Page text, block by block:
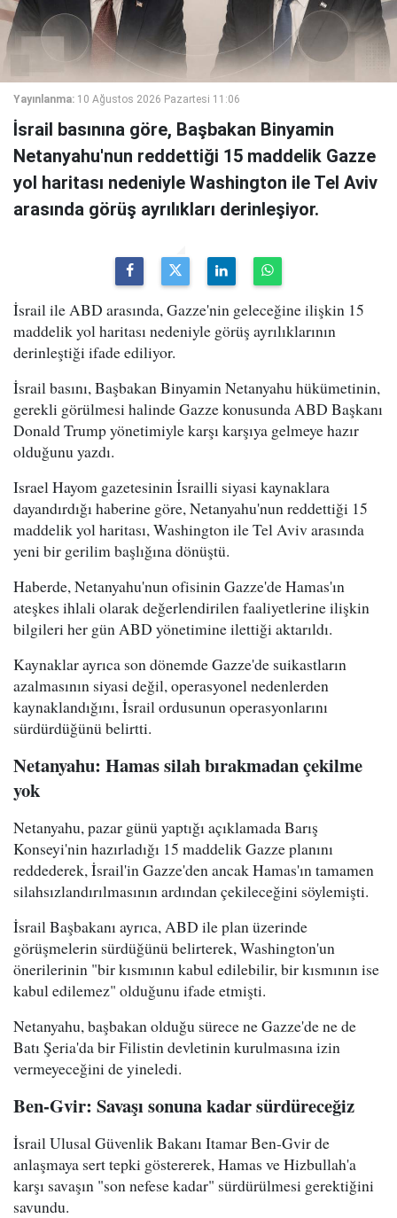
Yayınlanma: 10 Ağustos 2026 Pazartesi 11:06
İsrail basınına göre, Başbakan Binyamin
Netanyahu'nun reddettiği 15 maddelik Gazze
yol haritası nedeniyle Washington ile Tel Aviv
arasında görüş ayrılıkları derinleşiyor.
İsrail ile ABD arasında, Gazze'nin geleceğine ilişkin 15
maddelik yol haritası nedeniyle görüş ayrılıklarının
derinleştiği ifade ediliyor.
İsrail basını, Başbakan Binyamin Netanyahu hükümetinin,
gerekli görülmesi halinde Gazze konusunda ABD Başkanı
Donald Trump yönetimiyle karşı karşıya gelmeye hazır
olduğunu yazdı.
Israel Hayom gazetesinin İsrailli siyasi kaynaklara
dayandırdığı haberine göre, Netanyahu'nun reddettiği 15
maddelik yol haritası, Washington ile Tel Aviv arasında
yeni bir gerilim başlığına dönüştü.
Haberde, Netanyahu'nun ofisinin Gazze'de Hamas'ın
ateşkes ihlali olarak değerlendirilen faaliyetlerine ilişkin
bilgileri her gün ABD yönetimine ilettiği aktarıldı.
Kaynaklar ayrıca son dönemde Gazze'de suikastların
azalmasının siyasi değil, operasyonel nedenlerden
kaynaklandığını, İsrail ordusunun operasyonlarını
sürdürdüğünü belirtti.
Netanyahu: Hamas silah bırakmadan çekilme
yok
Netanyahu, pazar günü yaptığı açıklamada Barış
Konseyi'nin hazırladığı 15 maddelik Gazze planını
reddederek, İsrail'in Gazze'den ancak Hamas'ın tamamen
silahsızlandırılmasının ardından çekileceğini söylemişti.
İsrail Başbakanı ayrıca, ABD ile plan üzerinde
görüşmelerin sürdüğünü belirterek, Washington'un
önerilerinin "bir kısmının kabul edilebilir, bir kısmının ise
kabul edilemez" olduğunu ifade etmişti.
Netanyahu, başbakan olduğu sürece ne Gazze'de ne de
Batı Şeria'da bir Filistin devletinin kurulmasına izin
vermeyeceğini de yineledi.
Ben-Gvir: Savaşı sonuna kadar sürdüreceğiz
İsrail Ulusal Güvenlik Bakanı Itamar Ben-Gvir de
anlaşmaya sert tepki göstererek, Hamas ve Hizbullah'a
karşı savaşın "son nefese kadar" sürdürülmesi gerektiğini
savundu.